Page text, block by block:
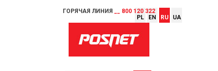
ГОРЯЧАЯ ЛИНИЯ __ 800 120 322
PL
EN RU UA